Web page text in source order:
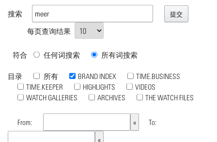
搜索
每页查询结果
符合 任何词搜索 所有词搜索
目录 所有 BRAND INDEX
TIME.BUSINESS
TIME.KEEPER
HIGHLIGHTS
VIDEOS
WATCH GALLERIES
ARCHIVES THE WATCH FILES
From: To: